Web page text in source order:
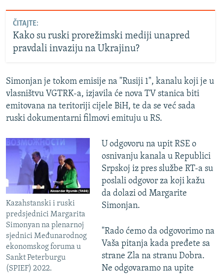
ČITAJTE:
Kako su ruski prorežimski mediji unapred
pravdali invaziju na Ukrajinu?
Simonjan je tokom emisije na "Rusiji 1", kanalu koji je u
vlasništvu VGTRK-a, izjavila će nova TV stanica biti
emitovana na teritoriji cijele BiH, te da se već sada
ruski dokumentarni filmovi emituju u RS.
Kazahstanski i ruski
predsjednici Margarita
Simonyan na plenarnoj
sjednici Međunarodnog
ekonomskog foruma u
Sankt Peterburgu
(SPIEF) 2022.
U odgovoru na upit RSE o
osnivanju kanala u Republici
Srpskoj iz pres službe RT-a su
poslali odgovor za koji kažu
da dolazi od Margarite
Simonjan.
"Rado ćemo da odgovorimo na
Vaša pitanja kada pređete sa
strane Zla na stranu Dobra.
Ne odgovaramo na upite